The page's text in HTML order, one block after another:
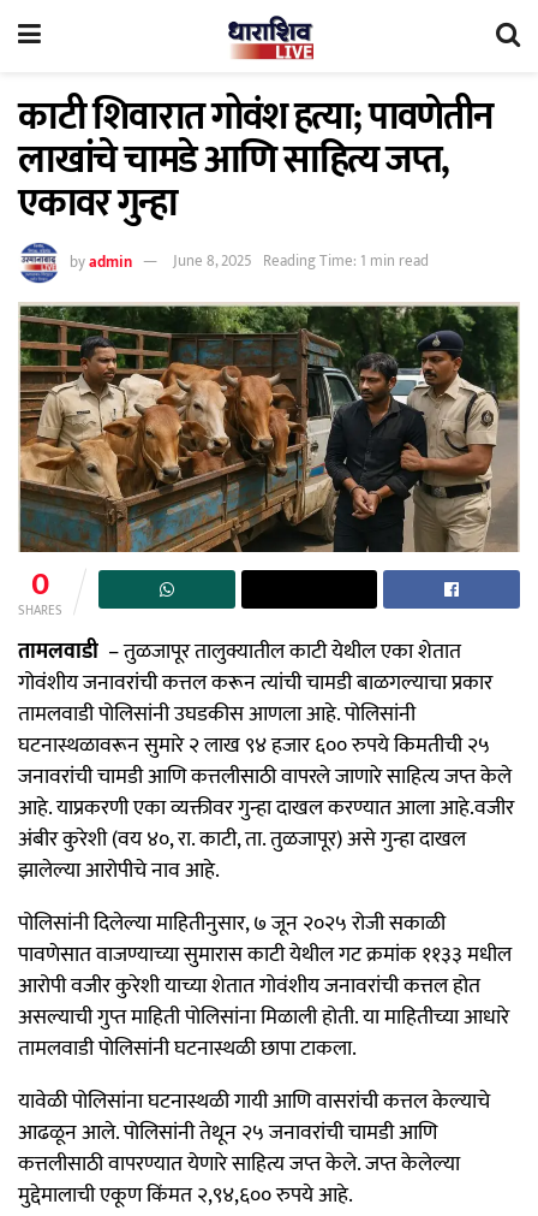
काटी शिवारात गोवंश हत्या; पावणेतीन
लाखांचे चामडे आणि साहित्य जप्त,
एकावर गुन्हा
byadmin June 8, 2025 Reading Time: 1 min read
0
SHARES
तामलवाडी – तुळजापूर तालुक्यातील काटी येथील एका शेतात
गोवंशीय जनावरांची कत्तल करून त्यांची चामडी बाळगल्याचा प्रकार
तामलवाडी पोलिसांनी उघडकीस आणला आहे. पोलिसांनी
घटनास्थळावरून सुमारे २ लाख ९४ हजार ६०० रुपये किमतीची २५
जनावरांची चामडी आणि कत्तलीसाठी वापरले जाणारे साहित्य जप्त केले
आहे. याप्रकरणी एका व्यक्तीवर गुन्हा दाखल करण्यात आला आहे.वजीर
अंबीर कुरेशी (वय ४०, रा. काटी, ता. तुळजापूर) असे गुन्हा दाखल
झालेल्या आरोपीचे नाव आहे.
पोलिसांनी दिलेल्या माहितीनुसार, ७ जून २०२५ रोजी सकाळी
पावणेसात वाजण्याच्या सुमारास काटी येथील गट क्रमांक ११३३ मधील
आरोपी वजीर कुरेशी याच्या शेतात गोवंशीय जनावरांची कत्तल होत
असल्याची गुप्त माहिती पोलिसांना मिळाली होती. या माहितीच्या आधारे
तामलवाडी पोलिसांनी घटनास्थळी छापा टाकला.
यावेळी पोलिसांना घटनास्थळी गायी आणि वासरांची कत्तल केल्याचे
आढळून आले. पोलिसांनी तेथून २५ जनावरांची चामडी आणि
कत्तलीसाठी वापरण्यात येणारे साहित्य जप्त केले. जप्त केलेल्या
मुद्देमालाची एकूण किंमत २,९४,६०० रुपये आहे.